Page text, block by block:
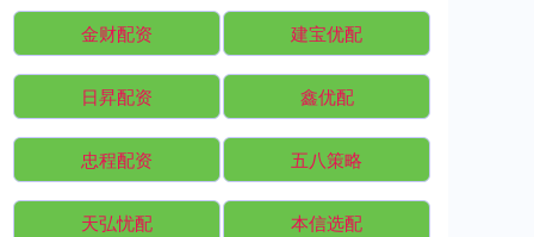
金财配资 建宝优配
日昇配资 鑫优配
忠程配资 五八策略
天弘忧配 本信选配